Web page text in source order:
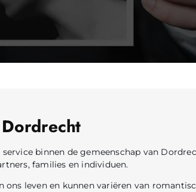
binnen de gemeenschap van
families en individuen.
ons leven en kunnen variëren van